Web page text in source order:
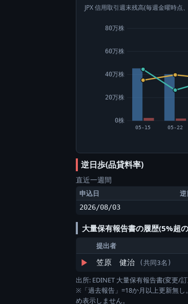
JPX 信用取引週末残高(毎週金曜時点
0株
20万株
40万株
60万株
80万株
05-15 05-22
逆日歩(品貸料率)
直近一週間
申込日 逆
2026/08/03
大量保有報告書の履歴(5%超
提出者
▶ 笠原 健治 (共同3名)
出所: EDINET 大量保有報告書(変更/
※「過去報告」=18か月以上更新無
め表示しません。